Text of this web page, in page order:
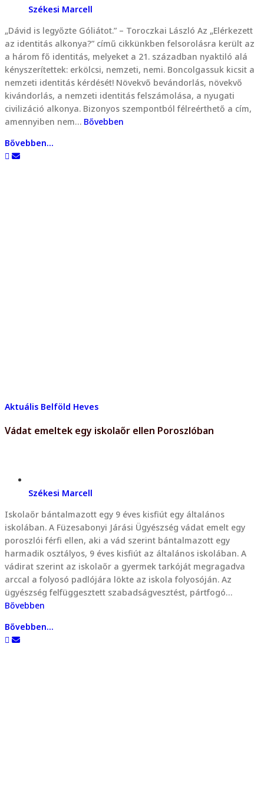
Székesi Marcell
„Dávid is legyőzte Góliátot.” – Toroczkai László Az „Elérkezett
az identitás alkonya?” című cikkünkben felsorolásra került az
a három fő identitás, melyeket a 21. században nyaktiló alá
kényszerítettek: erkölcsi, nemzeti, nemi. Boncolgassuk kicsit a
nemzeti identitás kérdését! Növekvő bevándorlás, növekvő
kivándorlás, a nemzeti identitás felszámolása, a nyugati
civilizáció alkonya. Bizonyos szempontból félreérthető a cím,
amennyiben nem… Bővebben
Bővebben...
Aktuális Belföld Heves
Vádat emeltek egy iskolaőr ellen Poroszlóban
Székesi Marcell
Iskolaőr bántalmazott egy 9 éves kisfiút egy általános
iskolában. A Füzesabonyi Járási Ügyészség vádat emelt egy
poroszlói férfi ellen, aki a vád szerint bántalmazott egy
harmadik osztályos, 9 éves kisfiút az általános iskolában. A
vádirat szerint az iskolaőr a gyermek tarkóját megragadva
arccal a folyosó padlójára lökte az iskola folyosóján. Az
ügyészség felfüggesztett szabadságvesztést, pártfogó…
Bővebben
Bővebben...